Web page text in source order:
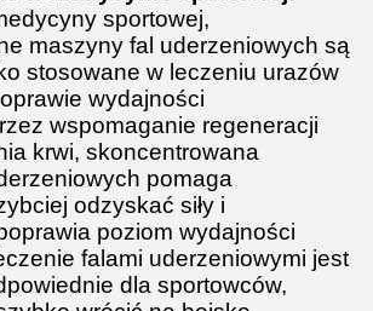
sportowej,
maszyny fal uderzeniowych są
stosowane w leczeniu urazów
wydajności
wspomaganie regeneracji
krwi, skoncentrowana
pomaga
odzyskać siły i
poziom wydajności
falami uderzeniowymi jest
dla sportowców,